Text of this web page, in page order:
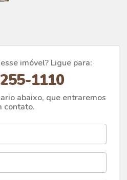
imóvel? Ligue para:
1110
abaixo, que entraremos
contato.